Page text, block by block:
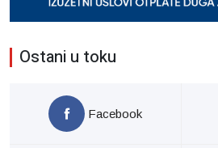
Ostani u toku
Facebook